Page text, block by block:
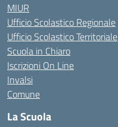
MIUR
Ufficio Scolastico Regionale
Ufficio Scolastico Territoriale
Scuola in Chiaro
Iscrizioni On Line
Invalsi
Comune
La Scuola